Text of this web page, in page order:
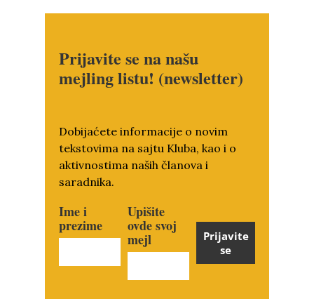
Prijavite se na našu
mejling listu! (newsletter)
Dobijaćete informacije o novim
tekstovima na sajtu Kluba, kao i o
aktivnostima naših članova i
saradnika.
Ime i
prezime
Upišite
ovde svoj
mejl
Prijavite
se